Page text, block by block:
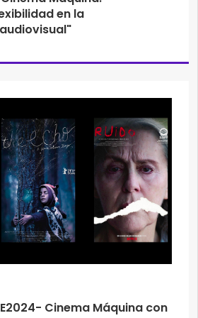
en la
Cinema Máquina con